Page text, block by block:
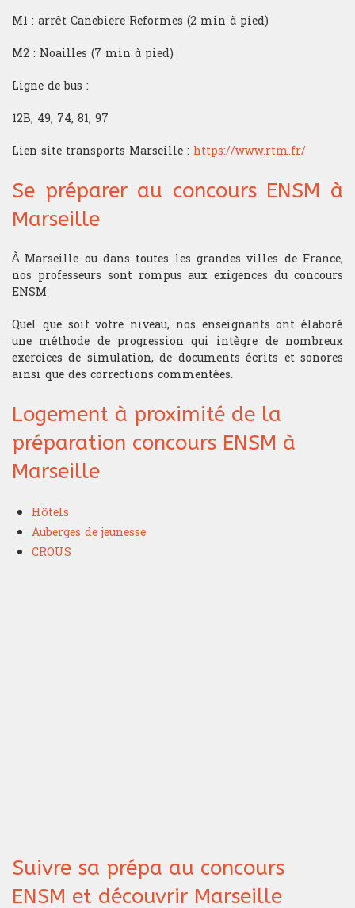
M1 : arrêt Canebiere Reformes (2 min à pied)
M2 : Noailles (7 min à pied)
Ligne de bus :
12B, 49, 74, 81, 97
Lien site transports Marseille : https://www.rtm.fr/
Se préparer au concours ENSM à
Marseille
À Marseille ou dans toutes les grandes villes de France,
nos professeurs sont rompus aux exigences du concours
ENSM
Quel que soit votre niveau, nos enseignants ont élaboré
une méthode de progression qui intègre de nombreux
exercices de simulation, de documents écrits et sonores
ainsi que des corrections commentées.
Logement à proximité de la
préparation concours ENSM à
Marseille
Hôtels
Auberges de jeunesse
CROUS
Suivre sa prépa au concours
ENSM et découvrir Marseille